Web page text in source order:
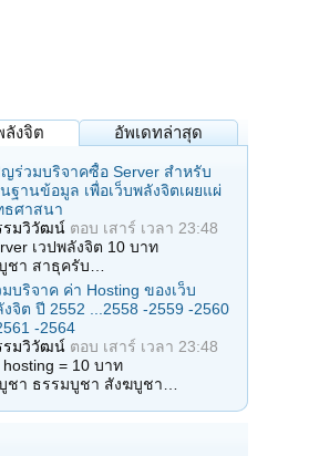
ลังจิต อัพเดทล่าสุด
ญร่วมบริจาคซื้อ Server สำหรับ
นฐานข้อมูล เพื่อเว็บพลังจิตเผยแผ่
ธศาสนา
รมวิวัฒน์ ตอบ เสาร์ เวลา 23:48
เวปพลังจิต 10 บาท
ชา สาธุครับ…
บริจาค ค่า Hosting ของเว็บ
จิต ปี 2552 ...2558 -2559 -2560
-2564
รมวิวัฒน์ ตอบ เสาร์ เวลา 23:48
= 10 บาท
ชา ธรรมบูชา สังฆบูชา…